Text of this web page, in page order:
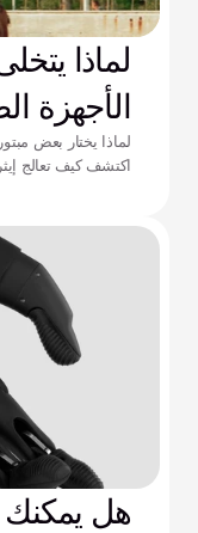
لماذا
الأجهزة
لماذا يختار بعض
هل يمكنك